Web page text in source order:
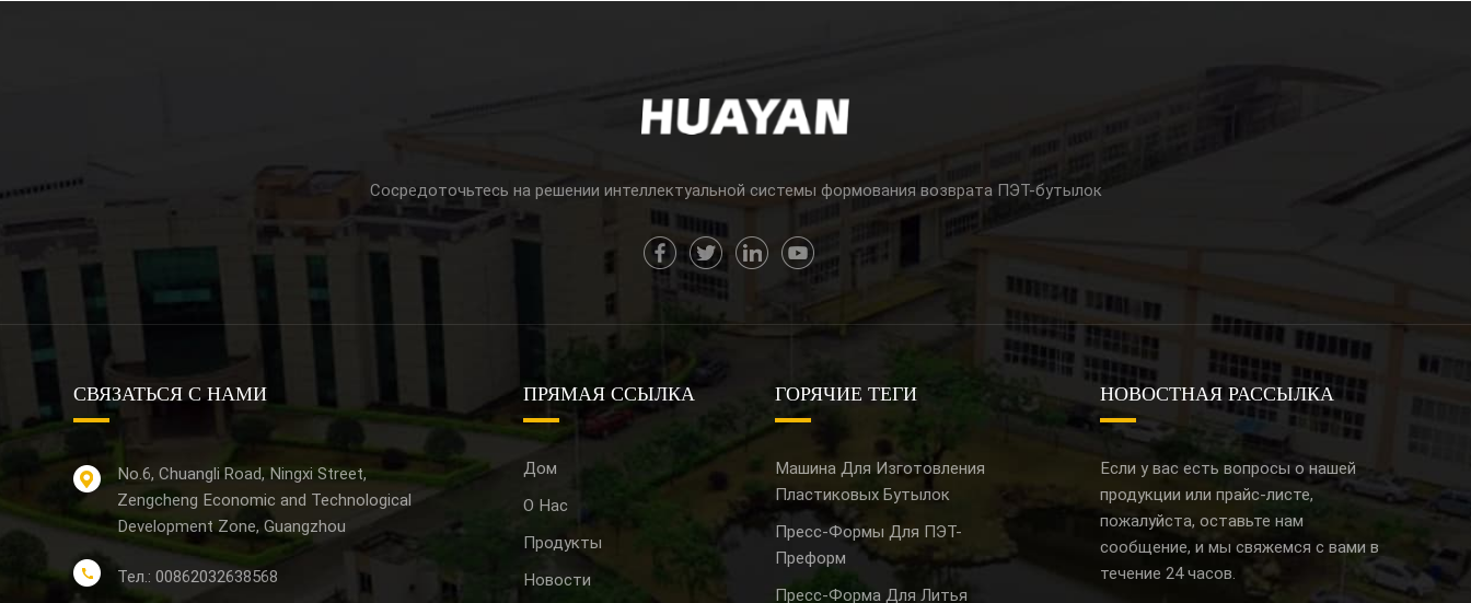
Сосредоточьтесь на решении интеллектуальной системы формования возврата ПЭТ-бутылок
СВЯЗАТЬСЯ С НАМИ
No.6, Chuangli Road, Ningxi Street,
Zengcheng Economic and Technological
Development Zone, Guangzhou
Тел.: 00862032638568
ПРЯМАЯ ССЫЛКА
Дом
О Нас
Продукты
Новости
ГОРЯЧИЕ ТЕГИ
Машина Для Изготовления
Пластиковых Бутылок
Пресс-Формы Для ПЭТ-
Преформ
Пресс-Форма Для Литья
НОВОСТНАЯ РАССЫЛКА
Если у вас есть вопросы о нашей
продукции или прайс-листе,
пожалуйста, оставьте нам
сообщение, и мы свяжемся с вами в
течение 24 часов.